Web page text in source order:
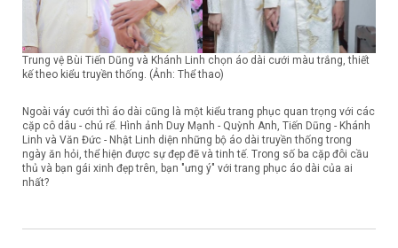
Trung vệ Bùi Tiến Dũng và Khánh Linh chọn áo dài cưới màu trắng, thiết
kế theo kiểu truyền thống. (Ảnh: Thể thao)
Ngoài váy cưới thì áo dài cũng là một kiểu trang phục quan trọng với các
cặp cô dâu - chú rể. Hình ảnh Duy Mạnh - Quỳnh Anh, Tiến Dũng - Khánh
Linh và Văn Đức - Nhật Linh diện những bộ áo dài truyền thống trong
ngày ăn hỏi, thể hiện được sự đẹp đẽ và tinh tế. Trong số ba cặp đôi cầu
thủ và bạn gái xinh đẹp trên, bạn "ưng ý" với trang phục áo dài của ai
nhất?